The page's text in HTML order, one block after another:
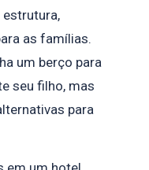
as famílias.
um berço para
seu filho, mas
para